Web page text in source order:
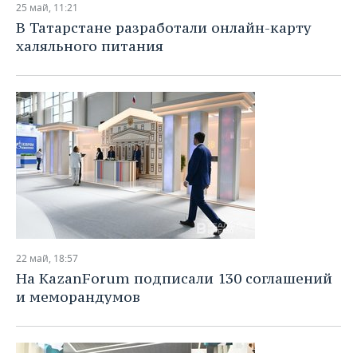
25 май, 11:21
В Татарстане разработали онлайн-карту
халяльного питания
22 май, 18:57
На KazanForum подписали 130 соглашений
и меморандумов